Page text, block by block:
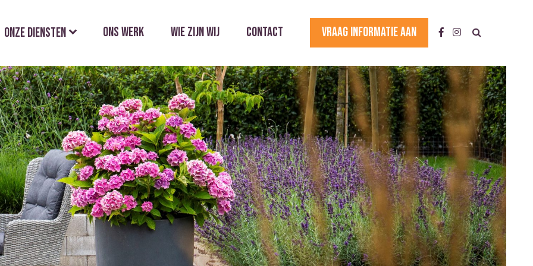
Onze diensten Ons werk Wie zijn wij Contact Vraag informatie aan